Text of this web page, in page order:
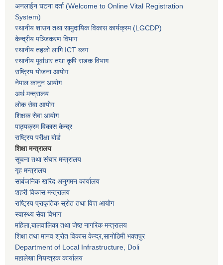
अनलाईन घटना दर्ता (Welcome to Online Vital Registration
System)
स्थानीय शासन तथा सामुदायिक विकास कार्यक्रम (LGCDP)
केन्द्रीय पञ्जिकरण विभाग
स्थानीय तहको लागि ICT ब्लग
स्थानीय पूर्वाधार तथा कृषि सडक विभाग
राष्ट्रिय योजना आयोग
नेपाल कानुन आयोग
अर्थ मन्त्रालय
लोक सेवा आयोग
शिक्षक सेवा आयोग
पाठ्यक्रम विकास केन्द्र
राष्ट्रिय परीक्षा बोर्ड
शिक्षा मन्त्रालय
सूचना तथा संचार मन्त्रालय
गृह मन्त्रालय
सार्बजनिक खरिद अनुगमन कार्यालय
शहरी विकास मन्त्रालय
राष्ट्रिय प्राकृतिक स्रोत तथा वित्त आयोग
स्वास्थ्य सेवा विभाग
महिला,बालवालिका तथा जेष्ठ नागरिक मन्त्रालय
शिक्षा तथा मानव श्राेत विकास केन्द्र,सानाेठिमी भक्तपुर
Department of Local Infrastructure, Doli
महालेखा नियन्त्रक कार्यालय